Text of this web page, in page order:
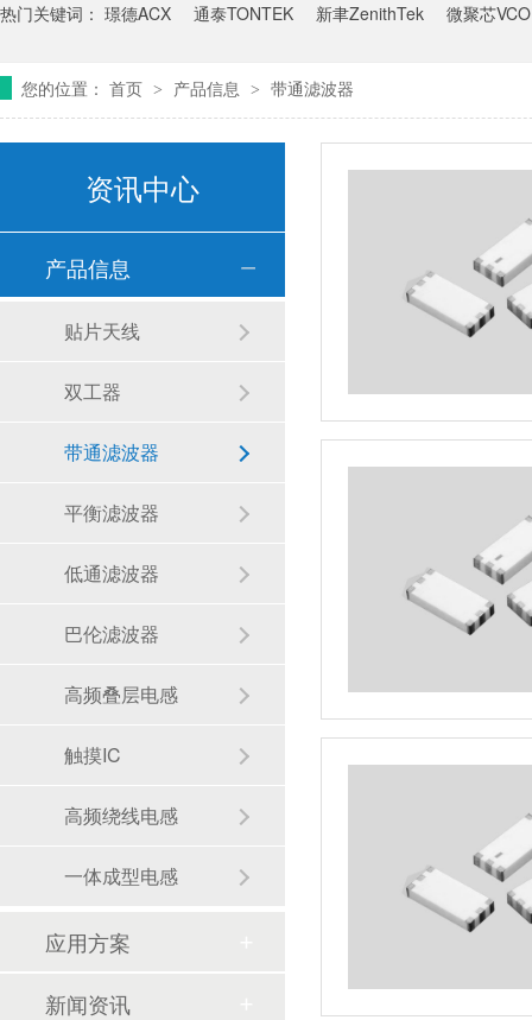
热门关键词： 璟德ACX 通泰TONTEK 新聿ZenithTek 微聚芯
您的位置： 首页 > 产品信息 > 带通滤波器
资讯中心
产品信息
贴片天线
双工器
带通滤波器
平衡滤波器
低通滤波器
巴伦滤波器
高频叠层电感
触摸IC
高频绕线电感
一体成型电感
应用方案
新闻资讯